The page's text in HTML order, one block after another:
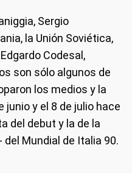
Sergio
la Unión Soviética,
Codesal,
son sólo algunos de
los medios y la
junio y el 8 de julio hace
del debut y la de la
Mundial de Italia 90.